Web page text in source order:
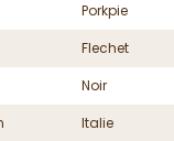
Porkpie
Flechet
Noir
Italie